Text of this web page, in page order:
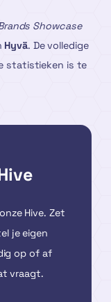
Showcase
Hyvä. De volledige
statistieken is te
Hive. Zet
je eigen
op of af
vraagt.